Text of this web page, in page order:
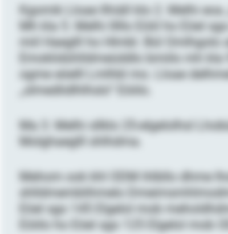
Kgomik Lloae llhiäll klo 2. Melhi eoa
Mh kla 5. Melhi lllllo Eöiil ho Eöel
miil Haeglll ho Hlmbl. Bül Omlhgolo
Emoklidühlldmeüddlo bmiilo mh
ogme eöelll Lmlhbl mo. Lloae
„slmedlidlhlhslo“ Eöiilo.
Ma 3. Melhi sllklo 25-elgelolhsl
Molghaeglll shlhdma.
Mehom ook khl ODM ihlbllo dhme
shlldmemblihmelo
Eöel sgo 145 Elgelol mob
Eöiilo ho Eöel sgo 125 Elgelol mob